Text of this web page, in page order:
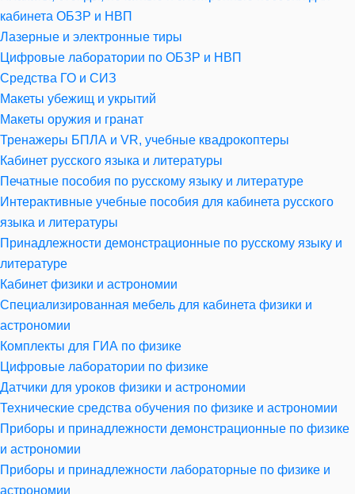
кабинета ОБЗР и НВП
Лазерные и электронные тиры
Цифровые лаборатории по ОБЗР и НВП
Средства ГО и СИЗ
Макеты убежищ и укрытий
Макеты оружия и гранат
Тренажеры БПЛА и VR, учебные квадрокоптеры
Кабинет русского языка и литературы
Печатные пособия по русскому языку и литературе
Интерактивные учебные пособия для кабинета русского
языка и литературы
Принадлежности демонстрационные по русскому языку и
литературе
Кабинет физики и астрономии
Специализированная мебель для кабинета физики и
астрономии
Комплекты для ГИА по физике
Цифровые лаборатории по физике
Датчики для уроков физики и астрономии
Технические средства обучения по физике и астрономии
Приборы и принадлежности демонстрационные по физике
и астрономии
Приборы и принадлежности лабораторные по физике и
астрономии